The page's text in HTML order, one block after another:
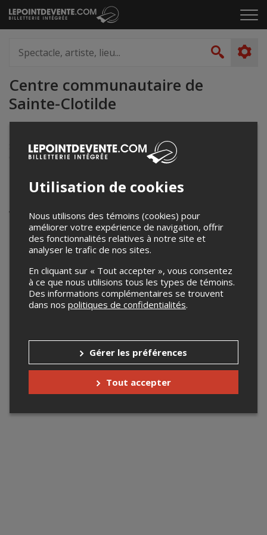
Passer
au
le
artiste,
lieu...
Centre communautaire de
Sainte-Clotilde
Sainte-Clotilde, QC
Canada
Événements à venir
Votre recherche n'a retourné aucun résultat.
Utilisation de cookies
Nous utilisons des témoins (cookies) pour
améliorer votre expérience de navigation, offrir
des fonctionnalités relatives à notre site et
analyser le trafic de nos sites.
En cliquant sur « Tout accepter », vous consentez
à ce que nous utilisions tous les types de témoins.
Des informations complémentaires se trouvent
dans nos politiques de confidentialités.
Gérer les préférences
Tout accepter